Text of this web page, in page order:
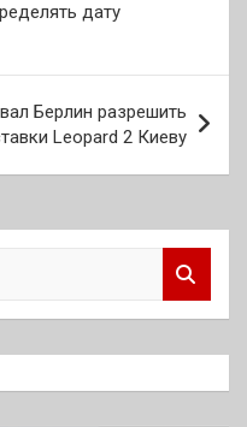
дату
Берлин разрешить
Leopard 2 Киеву